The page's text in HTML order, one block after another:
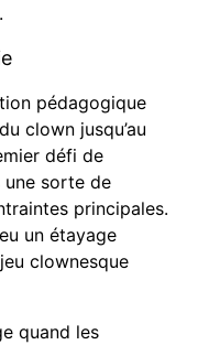
pédagogique
clown jusqu’au
défi de
une sorte de
principales.
un étayage
clownesque
quand les